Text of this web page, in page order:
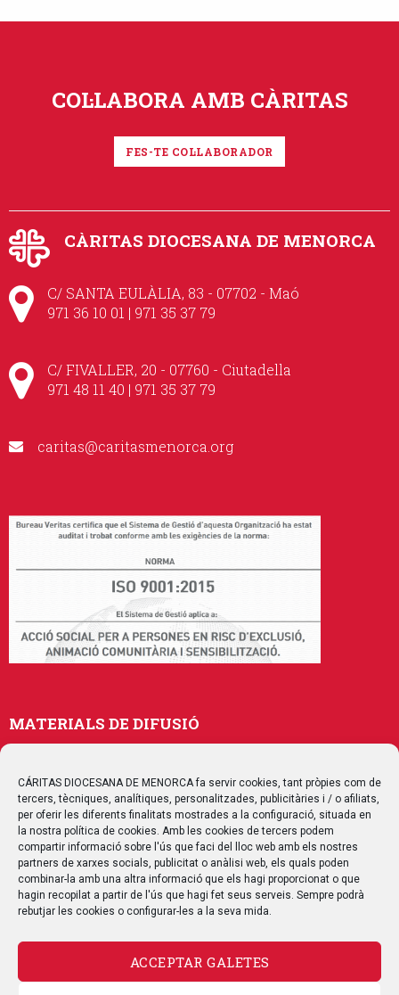
CÁRITAS DIOCESANA DE MENORCA fa servir cookies, tant pròpies com de
tercers, tècniques, analítiques, personalitzades, publicitàries i / o afiliats,
per oferir les diferents finalitats mostrades a la configuració, situada en
la nostra política de cookies. Amb les cookies de tercers podem
compartir informació sobre l'ús que faci del lloc web amb els nostres
partners de xarxes socials, publicitat o anàlisi web, els quals poden
combinar-la amb una altra informació que els hagi proporcionat o que
hagin recopilat a partir de l'ús que hagi fet seus serveis. Sempre podrà
rebutjar les cookies o configurar-les a la seva mida.
ACCEPTAR GALETES
COL·LABORA AMB CÀRITAS
FES-TE COL·LABORADOR
CÀRITAS DIOCESANA DE MENORCA
C/ SANTA EULÀLIA, 83 - 07702 - Maó
971 36 10 01 | 971 35 37 79
C/ FIVALLER, 20 - 07760 - Ciutadella
971 48 11 40 | 971 35 37 79
caritas@caritasmenorca.org
MATERIALS DE DIFUSIÓ
Publicacions
Multimedia
SEGUEIX-NOS